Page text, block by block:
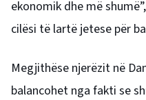
ekonomik dhe më
cilësi të lartë jetese për
Megjithëse njerëzit në
balancohet nga fakti se